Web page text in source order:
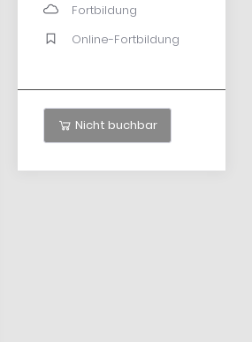
Fortbildung
Online-Fortbildung
Nicht buchbar